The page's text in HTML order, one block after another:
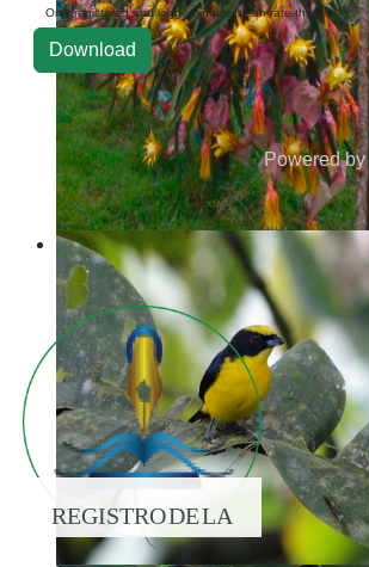
Only registered and logged in users can rate this file
Powered by
REGISTRO DE LA
PROPIEDAD